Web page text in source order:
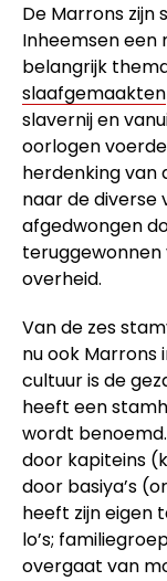
De Marrons zijn
Inheemsen een
belangrijk
slaafgemaakten
slavernij en
oorlogen
herdenking van
naar de diverse
afgedwongen
teruggewonnen
overheid.
Van de zes
nu ook Marrons
cultuur is de
heeft een
wordt
door kapiteins
door basiya’s
heeft zijn eigen
lo’s;
overgaat van